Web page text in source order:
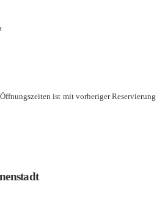
ist mit vorheriger Reservierung